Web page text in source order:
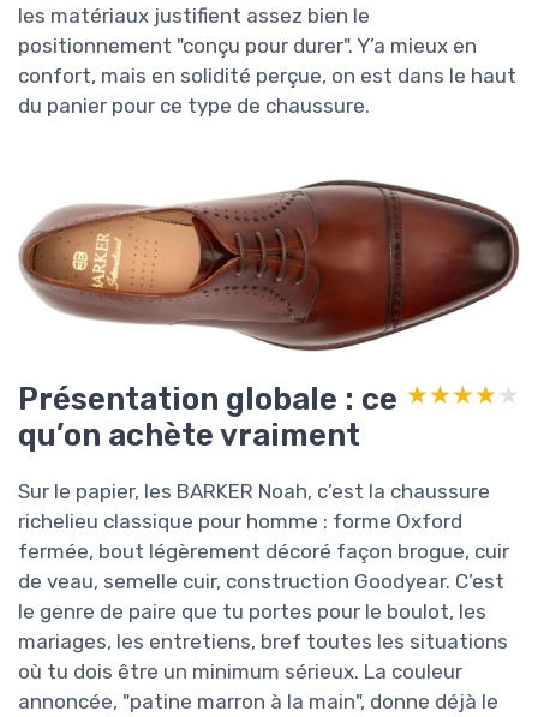
les matériaux justifient assez bien le
positionnement "conçu pour durer". Y’a mieux en
confort, mais en solidité perçue, on est dans le haut
du panier pour ce type de chaussure.
Présentation globale : ce
qu’on achète vraiment
★★★★★
★★★★★
Sur le papier, les BARKER Noah, c’est la chaussure
richelieu classique pour homme : forme Oxford
fermée, bout légèrement décoré façon brogue, cuir
de veau, semelle cuir, construction Goodyear. C’est
le genre de paire que tu portes pour le boulot, les
mariages, les entretiens, bref toutes les situations
où tu dois être un minimum sérieux. La couleur
annoncée, "patine marron à la main", donne déjà le